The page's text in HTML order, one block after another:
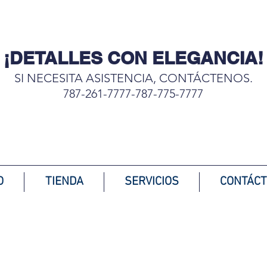
¡DETALLES CON ELEGANCIA!
SI NECESITA ASISTENCIA, CONTÁCTENOS.
787-261-7777-787-775-7777
TIENDA SERVICIOS